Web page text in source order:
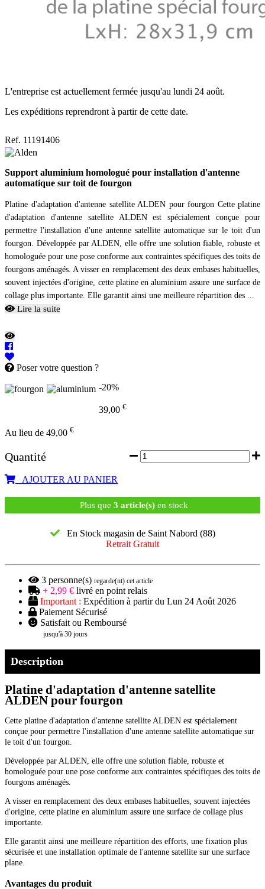
L'entreprise est actuellement fermée jusqu'au lundi 24 août.
Les expéditions reprendront à partir de cette date.
Ref. 11191406
Support aluminium homologué pour installation d'antenne
automatique sur toit de fourgon
Platine d'adaptation d'antenne satellite ALDEN pour fourgon Cette platine
d'adaptation d'antenne satellite ALDEN est spécialement conçue pour
permettre l'installation d'une antenne satellite automatique sur le toit d'un
fourgon. Développée par ALDEN, elle offre une solution fiable, robuste et
homologuée pour une pose conforme aux contraintes spécifiques des toits de
fourgons aménagés. A visser en remplacement des deux embases habituelles,
souvent injectées d'origine, cette platine en aluminium assure une surface de
collage plus importante. Elle garantit ainsi une meilleure répartition des ...
Lire la suite
Poser votre question ?
-20%
39,00 €
Au lieu de 49,00 €
Quantité
AJOUTER AU PANIER
Plus que 3 article(s)en stock
En Stock magasin de Saint Nabord (88)
Retrait Gratuit
3 personne(s) regarde(nt) cet article
+ 2,99 € livré en point relais
Important : Expédition à partir du Lun 24 Août 2026
Paiement Sécurisé
Satisfait ou Remboursé
jusqu'à 30 jours
Description
Platine d'adaptation d'antenne satellite
ALDEN pour fourgon
Cette platine d'adaptation d'antenne satellite ALDEN est spécialement
conçue pour permettre l'installation d'une antenne satellite automatique sur
le toit d'un fourgon.
Développée par ALDEN, elle offre une solution fiable, robuste et
homologuée pour une pose conforme aux contraintes spécifiques des toits de
fourgons aménagés.
A visser en remplacement des deux embases habituelles, souvent injectées
d'origine, cette platine en aluminium assure une surface de collage plus
importante.
Elle garantit ainsi une meilleure répartition des efforts, une fixation plus
sécurisée et une installation optimale de l'antenne satellite sur une surface
plane.
Avantages du produit